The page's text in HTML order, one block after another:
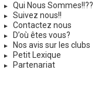
Qui Nous Sommes!!??
Suivez nous!!
Contactez nous
D’où êtes vous?
Nos avis sur les clubs
Petit Lexique
Partenariat